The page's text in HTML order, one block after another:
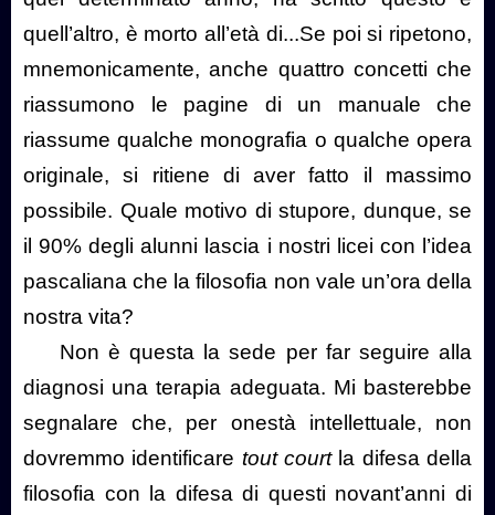
quell’altro, è morto all’età di...Se poi si ripetono,
mnemonicamente, anche quattro concetti che
riassumono le pagine di un manuale che
riassume qualche monografia o qualche opera
originale, si ritiene di aver fatto il massimo
possibile. Quale motivo di stupore, dunque, se
il 90% degli alunni lascia i nostri licei con l’idea
pascaliana che la filosofia non vale un’ora della
nostra vita?
Non è questa la sede per far seguire alla
diagnosi una terapia adeguata. Mi basterebbe
segnalare che, per onestà intellettuale, non
dovremmo identificare tout courtla difesa della
filosofia con la difesa di questi novant’anni di